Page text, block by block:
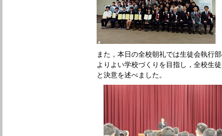
また，本日の全校朝礼では生徒会執行
よりよい学校づくりを目指し，全校生
と決意を述べました。